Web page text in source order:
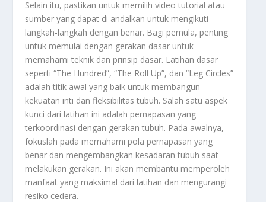
Selain itu, pastikan untuk memilih video tutorial atau
sumber yang dapat di andalkan untuk mengikuti
langkah-langkah dengan benar. Bagi pemula, penting
untuk memulai dengan gerakan dasar untuk
memahami teknik dan prinsip dasar. Latihan dasar
seperti “The Hundred”, “The Roll Up”, dan “Leg Circles”
adalah titik awal yang baik untuk membangun
kekuatan inti dan fleksibilitas tubuh. Salah satu aspek
kunci dari latihan ini adalah pernapasan yang
terkoordinasi dengan gerakan tubuh. Pada awalnya,
fokuslah pada memahami pola pernapasan yang
benar dan mengembangkan kesadaran tubuh saat
melakukan gerakan. Ini akan membantu memperoleh
manfaat yang maksimal dari latihan dan mengurangi
resiko cedera.